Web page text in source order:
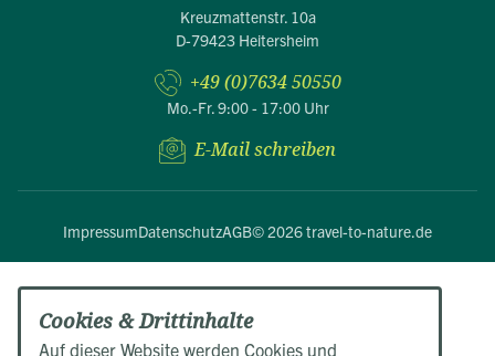
Kreuzmattenstr. 10a
D-79423 Heitersheim
+49 (0)7634 50550
Mo.-Fr. 9:00 - 17:00 Uhr
E-Mail schreiben
ImpressumDatenschutzAGB© 2026 travel-to-nature.de
Cookies & Drittinhalte
Auf dieser Website werden Cookies und